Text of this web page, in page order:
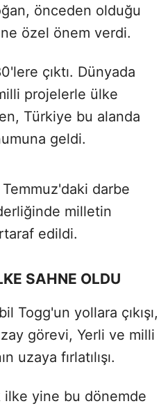
önceden olduğu
özel önem verdi.
çıktı. Dünyada
projelerle ülke
Türkiye bu alanda
geldi.
darbe
milletin
edildi.
SAHNE OLDU
Togg'un yollara çıkışı,
görevi, Yerli ve milli
uzaya fırlatılışı.
yine bu dönemde